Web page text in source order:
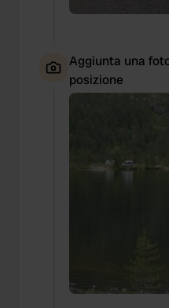
Aggiunta una
posizione